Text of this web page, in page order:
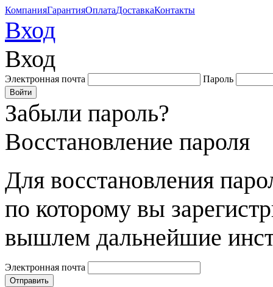
КомпанияГарантияОплатаДоставкаКонтакты
Вход
Вход
Электронная почта Пароль
Забыли пароль?
Восстановление пароля
Для восстановления
по которому вы
вышлем дальнейшие
Электронная почта